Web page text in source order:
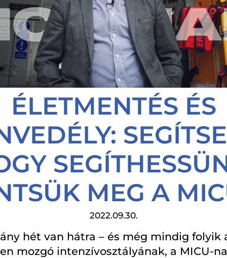
ÉLETMENTÉS ÉS
MEG A
2022.09.30.
hét van hátra – és még mindig folyik
mozgó intenzívosztályának, a MICU-